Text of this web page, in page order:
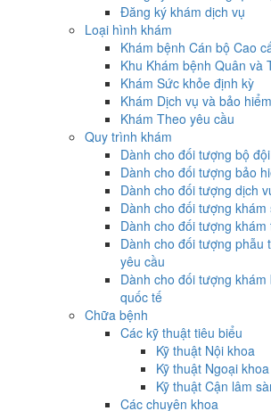
Đăng ký khám dịch vụ
Loại hình khám
Khám bệnh Cán bộ Cao
Khu Khám bệnh Quân và
Khám Sức khỏe định kỳ
Khám Dịch vụ và bảo
Khám Theo yêu cầu
Quy trình khám
Dành cho đối tượng bộ đội
Dành cho đối tượng bảo
Dành cho đối tượng dịch
Dành cho đối tượng
Dành cho đối tượng khám
Dành cho đối tượng phẫu
yêu cầu
Dành cho đối tượng
quốc tế
Chữa bệnh
Các kỹ thuật tiêu biểu
Kỹ thuật Nội khoa
Kỹ thuật Ngoại khoa
Kỹ thuật Cận lâm
Các chuyên khoa